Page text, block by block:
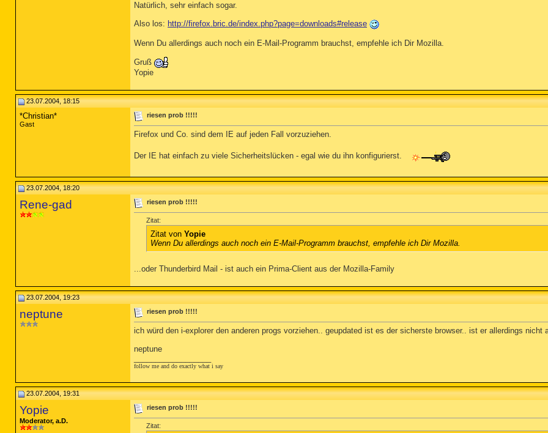
Natürlich, sehr einfach sogar.
Also los: http://firefox.bric.de/index.php?page=downloads#release
Wenn Du allerdings auch noch ein E-Mail-Programm brauchst, empfehle ich Dir Mozilla.
Gruß
Yopie
23.07.2004, 18:15
*Christian*
Gast
riesen prob !!!!!
Firefox und Co. sind dem IE auf jeden Fall vorzuziehen.
Der IE hat einfach zu viele Sicherheitslücken - egal wie du ihn konfigurierst.
23.07.2004, 18:20
Rene-gad riesen prob !!!!!
Zitat:
Zitat von Yopie
Wenn Du allerdings auch noch ein E-Mail-Programm brauchst, empfehle ich Dir Mozilla.
...oder Thunderbird Mail - ist auch ein Prima-Client aus der Mozilla-Family
23.07.2004, 19:23
neptune riesen prob !!!!!
ich würd den i-explorer den anderen progs vorziehen.. geupdated ist es der sicherste browser.. ist er allerdings
neptune
follow me and do exactly what i say
23.07.2004, 19:31
Yopie
Moderator, a.D.
riesen prob !!!!!
Zitat: